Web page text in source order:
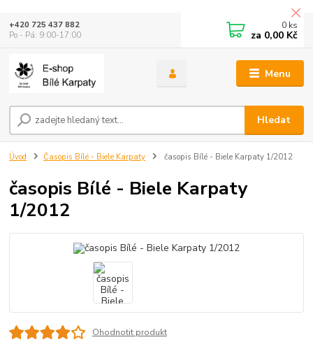
Menu
Hledat
+420 725 437 882
Po - Pá: 9:00-17:00
0 ks
za 0,00 Kč
Úvod Časopis Bílé - Biele Karpaty časopis Bílé - Biele Karpaty 1/2012
časopis Bílé - Biele Karpaty
1/2012
Ohodnotit produkt